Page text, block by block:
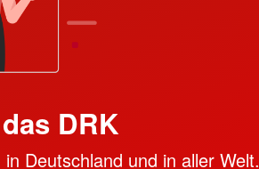
DRK
Deutschland und in aller Welt.